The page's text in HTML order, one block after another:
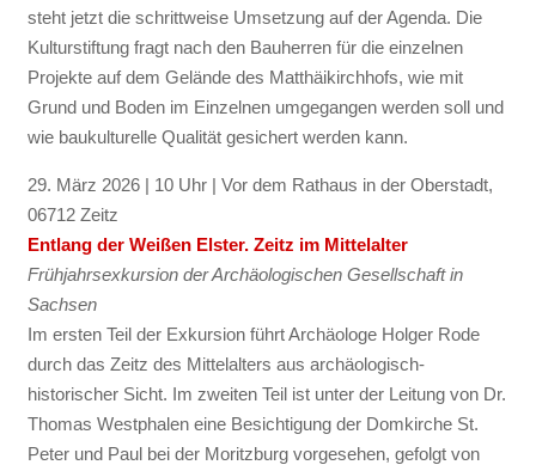
steht jetzt die schrittweise Umsetzung auf der Agenda. Die
Kulturstiftung fragt nach den Bauherren für die einzelnen
Projekte auf dem Gelände des Matthäikirchhofs, wie mit
Grund und Boden im Einzelnen umgegangen werden soll und
wie baukulturelle Qualität gesichert werden kann.
29. März 2026 | 10 Uhr | Vor dem Rathaus in der Oberstadt,
06712 Zeitz
Entlang der Weißen Elster. Zeitz im Mittelalter
Frühjahrsexkursion der Archäologischen Gesellschaft in
Sachsen
Im ersten Teil der Exkursion führt Archäologe Holger Rode
durch das Zeitz des Mittelalters aus archäologisch-
historischer Sicht. Im zweiten Teil ist unter der Leitung von Dr.
Thomas Westphalen eine Besichtigung der Domkirche St.
Peter und Paul bei der Moritzburg vorgesehen, gefolgt von